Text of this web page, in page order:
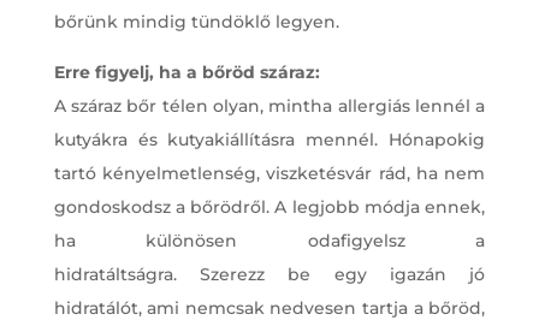
bőrünk mindig tündöklő legyen.
Erre figyelj, ha a bőröd száraz:
A száraz bőr télen olyan, mintha allergiás lennél a
kutyákra és kutyakiállításra mennél. Hónapokig
tartó kényelmetlenség, viszketésvár rád, ha nem
gondoskodsz a bőrödről. A legjobb módja ennek,
ha különösen odafigyelsz a
hidratáltságra. Szerezz be egy igazán jó
hidratálót, ami nemcsak nedvesen tartja a bőröd,